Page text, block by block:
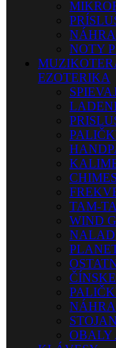
NOTY
EZOTERIKA
TAM-
WIND
OBALY